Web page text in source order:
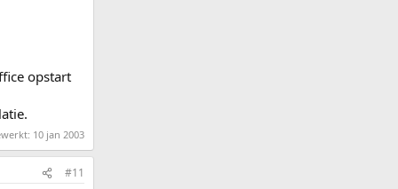
opstart
10 jan 2003
#11